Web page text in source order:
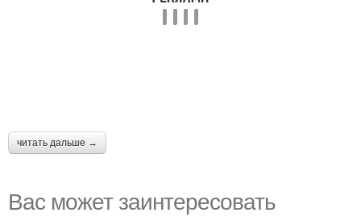
читать дальше →
Вас может заинтересовать